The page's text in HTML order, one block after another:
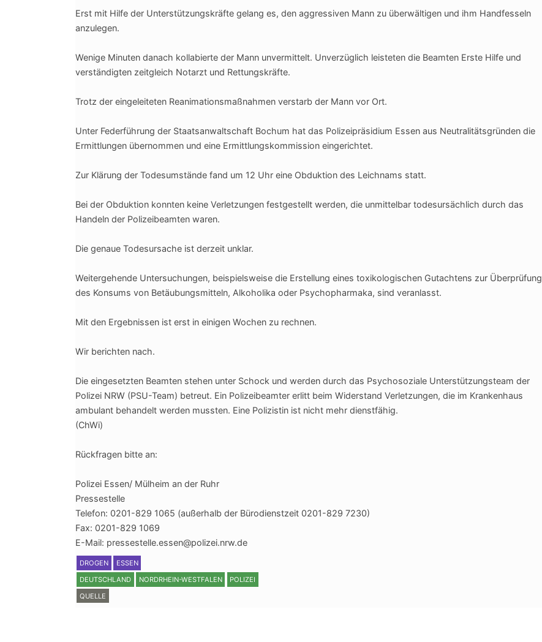
Erst mit Hilfe der Unterstützungskräfte gelang es, den aggressiven Mann zu überwältigen und ihm Handfesseln
anzulegen.
Wenige Minuten danach kollabierte der Mann unvermittelt. Unverzüglich leisteten die Beamten Erste Hilfe und
verständigten zeitgleich Notarzt und Rettungskräfte.
Trotz der eingeleiteten Reanimationsmaßnahmen verstarb der Mann vor Ort.
Unter Federführung der Staatsanwaltschaft Bochum hat das Polizeipräsidium Essen aus Neutralitätsgründen die
Ermittlungen übernommen und eine Ermittlungskommission eingerichtet.
Zur Klärung der Todesumstände fand um 12 Uhr eine Obduktion des Leichnams statt.
Bei der Obduktion konnten keine Verletzungen festgestellt werden, die unmittelbar todesursächlich durch das
Handeln der Polizeibeamten waren.
Die genaue Todesursache ist derzeit unklar.
Weitergehende Untersuchungen, beispielsweise die Erstellung eines toxikologischen Gutachtens zur Überprüfung
des Konsums von Betäubungsmitteln, Alkoholika oder Psychopharmaka, sind veranlasst.
Mit den Ergebnissen ist erst in einigen Wochen zu rechnen.
Wir berichten nach.
Die eingesetzten Beamten stehen unter Schock und werden durch das Psychosoziale Unterstützungsteam der
Polizei NRW (PSU-Team) betreut. Ein Polizeibeamter erlitt beim Widerstand Verletzungen, die im Krankenhaus
ambulant behandelt werden mussten. Eine Polizistin ist nicht mehr dienstfähig.
(ChWi)
Rückfragen bitte an:
Polizei Essen/ Mülheim an der Ruhr
Pressestelle
Telefon: 0201-829 1065 (außerhalb der Bürodienstzeit 0201-829 7230)
Fax: 0201-829 1069
E-Mail: pressestelle.essen@polizei.nrw.de
DROGEN
ESSEN
DEUTSCHLAND
NORDRHEIN-WESTFALEN
POLIZEI
QUELLE